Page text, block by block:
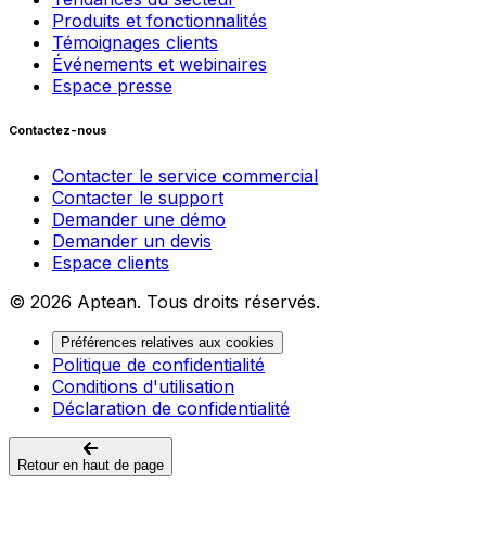
Produits et fonctionnalités
Témoignages clients
Événements et webinaires
Espace presse
Contactez-nous
Contacter le service commercial
Contacter le support
Demander une démo
Demander un devis
Espace clients
© 2026 Aptean. Tous droits réservés.
Préférences relatives aux cookies
Politique de confidentialité
Conditions d'utilisation
Déclaration de confidentialité
Retour en haut de page